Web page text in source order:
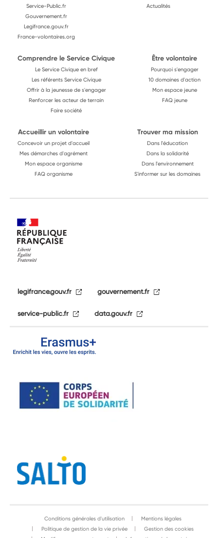
Service-Public.fr
Gouvernement.fr
Legifrance.gouv.fr
France-volontaires.org
Actualités
Comprendre le Service Civique
Le Service Civique en bref
Les référents Service Civique
Offrir à la jeunesse de s'engager
Renforcer les acteur de terrain
Faire société
Être volontaire
Pourquoi s'engager
10 domaines d'action
Mon espace jeune
FAQ jeune
Accueillir un volontaire
Concevoir un projet d'accueil
Mes démarches d'agrément
Mon espace organisme
FAQ organisme
Trouver ma mission
Dans l'éducation
Dans la solidarité
Dans l'environnement
S'informer sur les domaines
legifrance.gouv.fr gouvernement.fr
service-public.fr data.gouv.fr
Conditions générales d'utilisation
Mentions légales
Politique de gestion de la vie privée
Gestion des cookies